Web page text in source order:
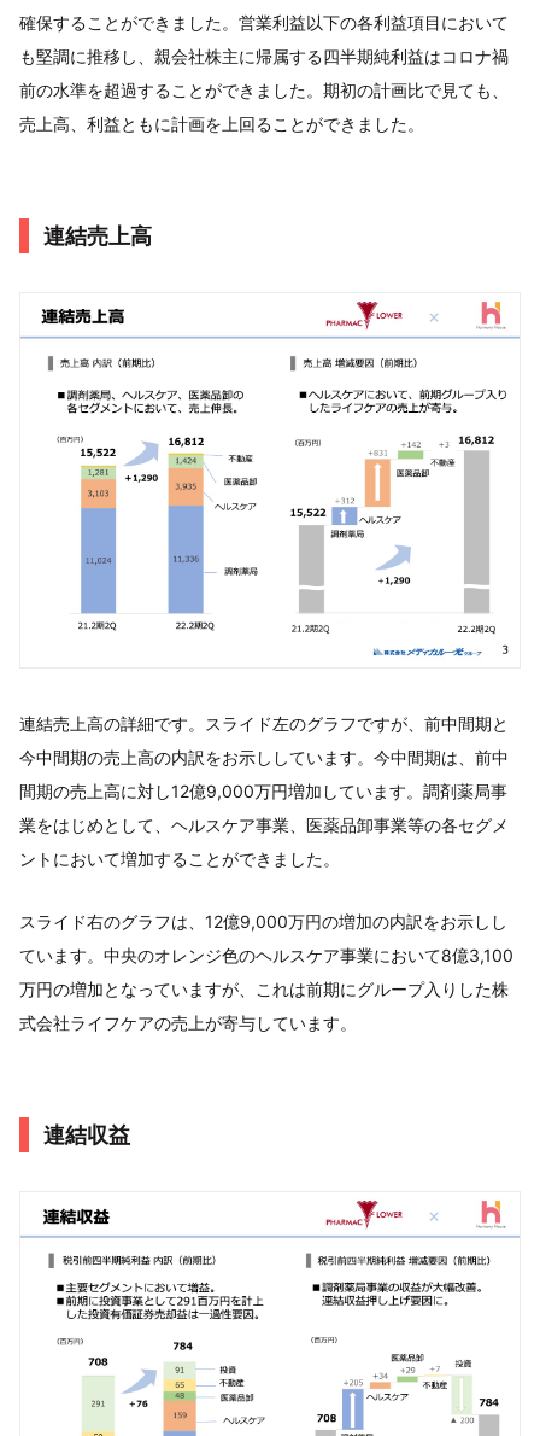
確保することができました。営業利益以下の各利益項目において
も堅調に推移し、親会社株主に帰属する四半期純利益はコロナ禍
前の水準を超過することができました。期初の計画比で見ても、
売上高、利益ともに計画を上回ることができました。
連結売上高
連結売上高の詳細です。スライド左のグラフですが、前中間期と
今中間期の売上高の内訳をお示ししています。今中間期は、前中
間期の売上高に対し12億9,000万円増加しています。調剤薬局事
業をはじめとして、ヘルスケア事業、医薬品卸事業等の各セグメ
ントにおいて増加することができました。
スライド右のグラフは、12億9,000万円の増加の内訳をお示しし
ています。中央のオレンジ色のヘルスケア事業において8億3,100
万円の増加となっていますが、これは前期にグループ入りした株
式会社ライフケアの売上が寄与しています。
連結収益